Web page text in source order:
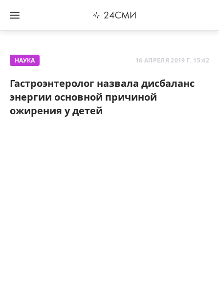
НАУКА 16 АПРЕЛЯ 2019 Г. 15:42
Гастроэнтеролог назвала дисбаланс
энергии основной причиной
ожирения у детей